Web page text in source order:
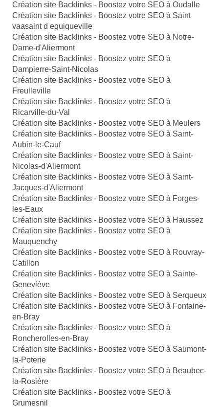
Création site Backlinks - Boostez votre SEO à Oudalle
Création site Backlinks - Boostez votre SEO à Saint
vaasaint d equiqueville
Création site Backlinks - Boostez votre SEO à Notre-
Dame-d'Aliermont
Création site Backlinks - Boostez votre SEO à
Dampierre-Saint-Nicolas
Création site Backlinks - Boostez votre SEO à
Freulleville
Création site Backlinks - Boostez votre SEO à
Ricarville-du-Val
Création site Backlinks - Boostez votre SEO à Meulers
Création site Backlinks - Boostez votre SEO à Saint-
Aubin-le-Cauf
Création site Backlinks - Boostez votre SEO à Saint-
Nicolas-d'Aliermont
Création site Backlinks - Boostez votre SEO à Saint-
Jacques-d'Aliermont
Création site Backlinks - Boostez votre SEO à Forges-
les-Eaux
Création site Backlinks - Boostez votre SEO à Haussez
Création site Backlinks - Boostez votre SEO à
Mauquenchy
Création site Backlinks - Boostez votre SEO à Rouvray-
Catillon
Création site Backlinks - Boostez votre SEO à Sainte-
Geneviève
Création site Backlinks - Boostez votre SEO à Serqueux
Création site Backlinks - Boostez votre SEO à Fontaine-
en-Bray
Création site Backlinks - Boostez votre SEO à
Roncherolles-en-Bray
Création site Backlinks - Boostez votre SEO à Saumont-
la-Poterie
Création site Backlinks - Boostez votre SEO à Beaubec-
la-Rosière
Création site Backlinks - Boostez votre SEO à
Grumesnil